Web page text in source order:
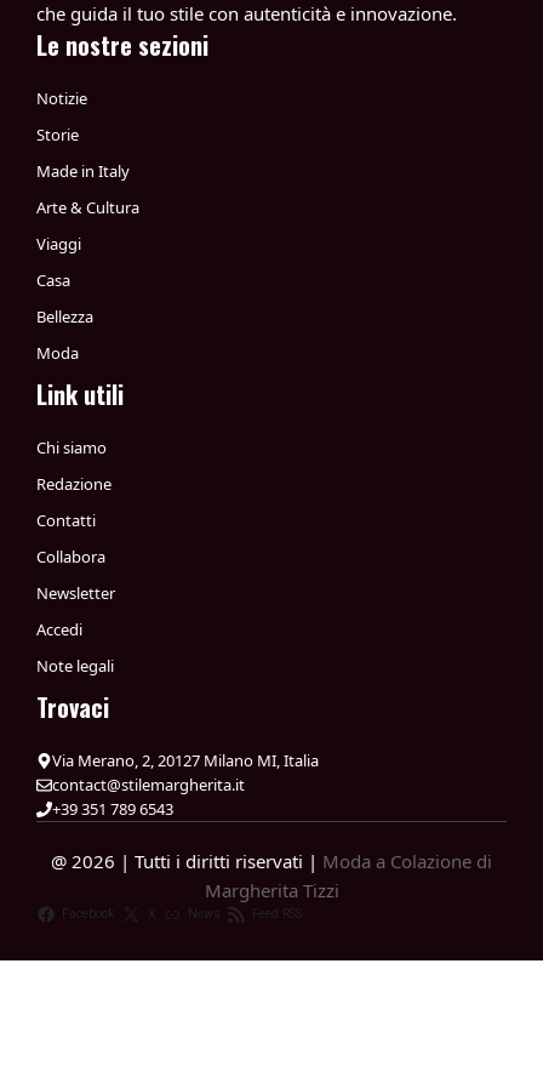
che guida il tuo stile con autenticità e innovazione.
Le nostre sezioni
Notizie
Storie
Made in Italy
Arte & Cultura
Viaggi
Casa
Bellezza
Moda
Link utili
Chi siamo
Redazione
Contatti
Collabora
Newsletter
Accedi
Note legali
Trovaci
Via Merano, 2, 20127 Milano MI, Italia
contact@stilemargherita.it
+39 351 789 6543
@ 2026 | Tutti i diritti riservati | Moda a Colazione di
Margherita Tizzi
Facebook X News Feed RSS